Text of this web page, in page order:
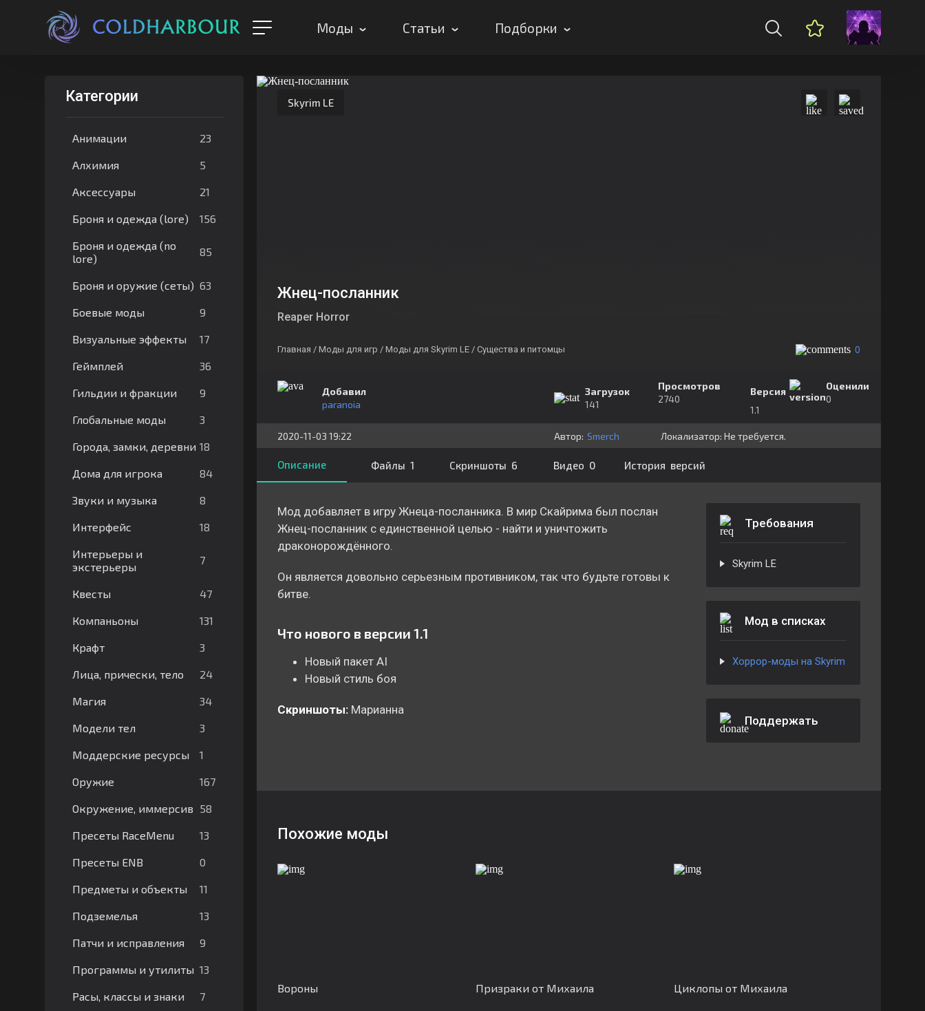
Моды Статьи Подборки
Категории
Анимации 23
Алхимия 5
Аксессуары 21
Броня и одежда (lore) 156
Броня и одежда (no
lore)
85
Броня и оружие (сеты) 63
Боевые моды 9
Визуальные эффекты 17
Геймплей 36
Гильдии и фракции 9
Глобальные моды 3
Города, замки, деревни 18
Дома для игрока 84
Звуки и музыка 8
Интерфейс 18
Интерьеры и
экстерьеры
7
Квесты 47
Компаньоны 131
Крафт 3
Лица, прически, тело 24
Магия 34
Модели тел 3
Моддерские ресурсы 1
Оружие 167
Окружение, иммерсив 58
Пресеты RaceMenu 13
Пресеты ENB 0
Предметы и объекты 11
Подземелья 13
Патчи и исправления 9
Программы и утилиты 13
Расы, классы и знаки 7
Skyrim LE
Жнец-посланник
Reaper Horror
Главная / Моды для игр / Моды для Skyrim LE / Существа и питомцы 0
Добавил
paranoia
Загрузок
141
Просмотров
2740
Версия
1.1
Оценили
0
2020-11-03 19:22 Автор: Smerch Локализатор: ⁣⁣⁣Не требуется.
Описание Файлы 1 Скриншоты 6 Видео 0 История версий
Мод добавляет в игру Жнеца-посланника. В мир Скайрима был послан
Жнец-посланник с единственной целью - найти и уничтожить
драконорождённого.
Он является довольно серьезным противником, так что будьте готовы к
битве.
Что нового в версии 1.1
Новый пакет AI
Новый стиль боя
Скриншоты:Марианна
Требования
Skyrim LE
Мод в списках
Хоррор-моды на Skyrim
Поддержать
Похожие моды
Вороны Призраки от Михаила Циклопы от Михаила